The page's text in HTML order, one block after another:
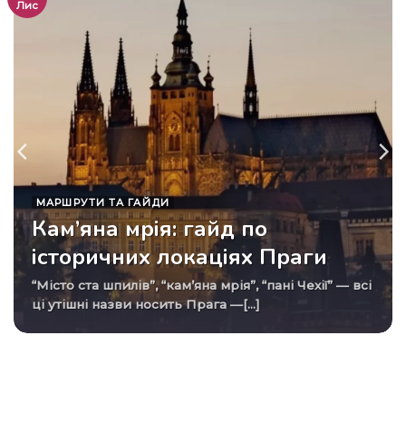
МАРШРУТИ ТА ГАЙДИ
Кам’яна мрія: гайд по
історичних локаціях Праги
“Місто ста шпилів”, “кам’яна мрія”, “пані Чехії” — всі
ці утішні назви носить Прага —[...]
Лис